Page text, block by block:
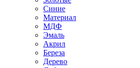
Синие
Материал
МДФ
Эмаль
Акрил
Береза
Дерево